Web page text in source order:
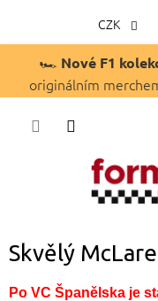
obsah
🏎️ Nové F1
originálním
CZK
Skvělý
Po VC Španělska je